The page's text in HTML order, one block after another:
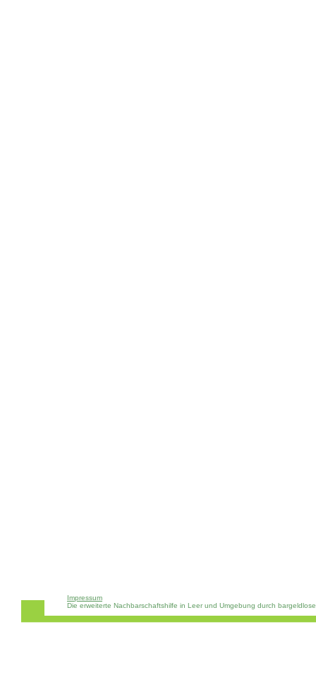
Impressum
Die erweiterte Nachbarschaftshilfe in Leer und Umgebung durch